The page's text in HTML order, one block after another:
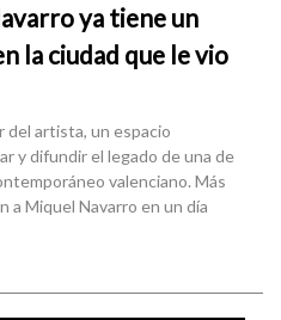
ya tiene un
la ciudad que le vio
del artista, un espacio
y difundir el legado de una de
valenciano. Más
a Miquel Navarro en un día